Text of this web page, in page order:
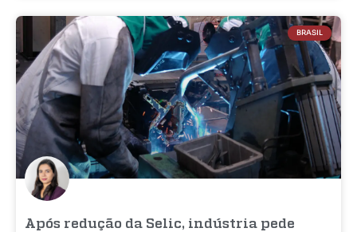
BRASIL
Após redução da Selic, indústria pede